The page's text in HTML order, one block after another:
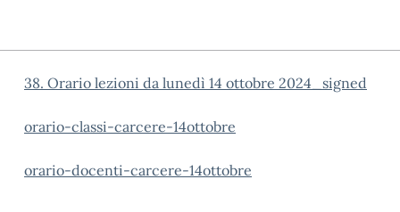
38. Orario lezioni da lunedì 14 ottobre 2024_signed
orario-classi-carcere-14ottobre
orario-docenti-carcere-14ottobre